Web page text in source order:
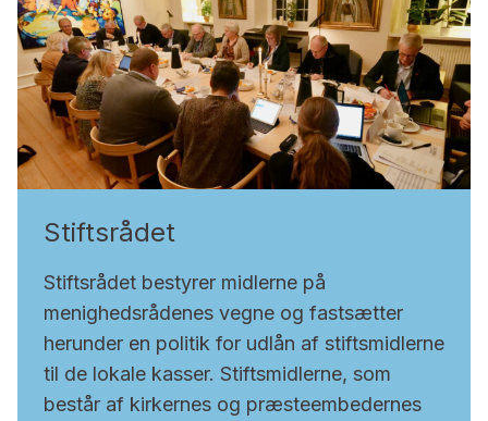
Stiftsrådet
Stiftsrådet bestyrer midlerne på
menighedsrådenes vegne og fastsætter
herunder en politik for udlån af stiftsmidlerne
til de lokale kasser. Stiftsmidlerne, som
består af kirkernes og præsteembedernes